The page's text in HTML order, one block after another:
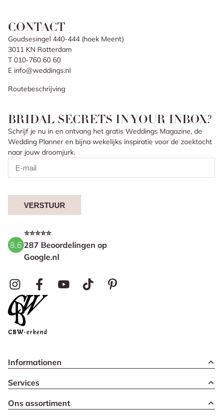
CONTACT
Goudsesingel 440-444 (hoek Meent)
3011 KN Rotterdam
T 010-760 60 60
E info@weddings.nl
Routebeschrijving
BRIDAL SECRETS IN YOUR INBOX?
Schrijf je nu in en ontvang het gratis Weddings Magazine, de
Wedding Planner en bijna wekelijks inspiratie voor de zoektocht
naar jouw droomjurk.
VERSTUUR
8.6
⭐⭐⭐⭐⭐
287 Beoordelingen op
Google.nl
Informationen
Services
Ons assortiment